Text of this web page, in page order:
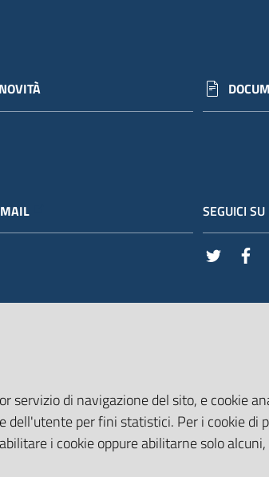
NOVITÀ
SEGUICI SU
Twitter
servizio di navigazione del sito, e cookie
per fini statistici. Per i cookie di
i cookie oppure abilitarne solo